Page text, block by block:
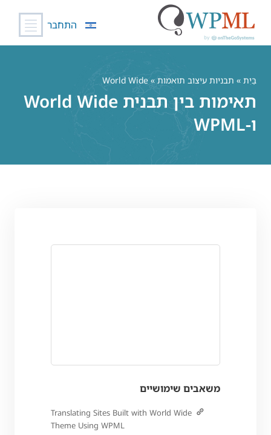
התחבר
בַּיִת » תבניות עיצוב תואמות » World Wide
תאימות בין תבנית World Wide
ו-WPML
משאבים שימושיים
Translating Sites Built with World Wide
Theme Using WPML